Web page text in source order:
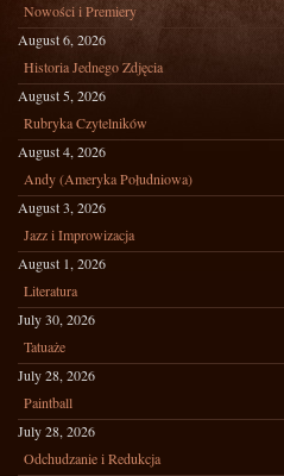
Nowości i Premiery
August 6, 2026
Historia Jednego Zdjęcia
August 5, 2026
Rubryka Czytelników
August 4, 2026
Andy (Ameryka Południowa)
August 3, 2026
Jazz i Improwizacja
August 1, 2026
Literatura
July 30, 2026
Tatuaże
July 28, 2026
Paintball
July 28, 2026
Odchudzanie i Redukcja